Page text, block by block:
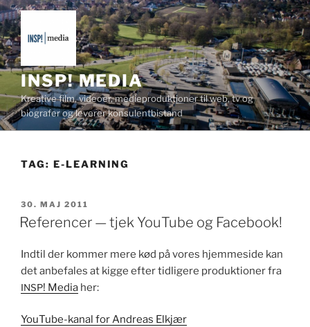
Videre
til
indhold
INSP! MEDIA
Kreative film, videoer, medieproduktioner til web, tv og
biografer og leverer konsulentbistand
TAG: E-LEARNING
UDGIVET
DEN
30. MAJ 2011
Referencer — tjek YouTube og Facebook!
Indtil der kom­mer mere kød på vores hjemme­side kan
det anbe­fales at kigge efter tidligere pro­duk­tion­er fra
INSP! Media her:
YouTube-kanal for Andreas Elkjær